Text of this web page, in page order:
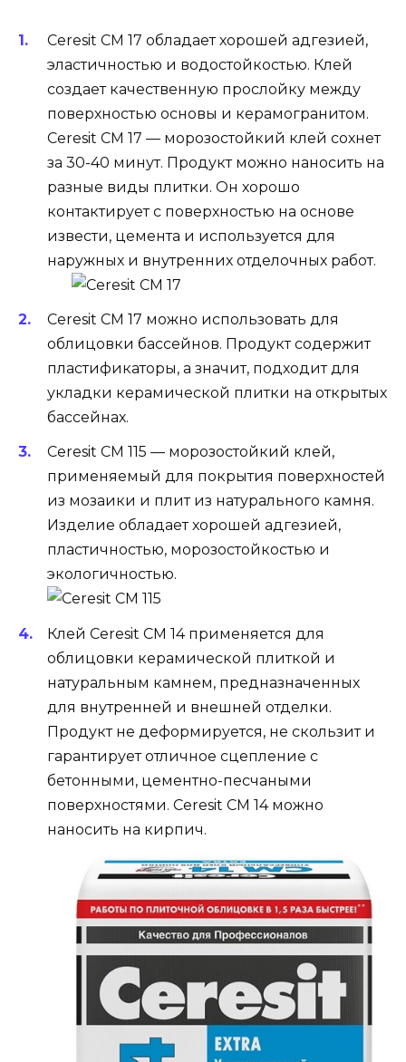
Ceresit CM 17 обладает хорошей адгезией,
эластичностью и водостойкостью. Клей
создает качественную прослойку между
поверхностью основы и керамогранитом.
Ceresit CM 17 — морозостойкий клей сохнет
за 30-40 минут. Продукт можно наносить на
разные виды плитки. Он хорошо
контактирует с поверхностью на основе
извести, цемента и используется для
наружных и внутренних отделочных работ.
Ceresit CM 17 можно использовать для
облицовки бассейнов. Продукт содержит
пластификаторы, а значит, подходит для
укладки керамической плитки на открытых
бассейнах.
Ceresit CM 115 — морозостойкий клей,
применяемый для покрытия поверхностей
из мозаики и плит из натурального камня.
Изделие обладает хорошей адгезией,
пластичностью, морозостойкостью и
экологичностью.
Клей Ceresit CM 14 применяется для
облицовки керамической плиткой и
натуральным камнем, предназначенных
для внутренней и внешней отделки.
Продукт не деформируется, не скользит и
гарантирует отличное сцепление с
бетонными, цементно-песчаными
поверхностями. Ceresit CM 14 можно
наносить на кирпич.